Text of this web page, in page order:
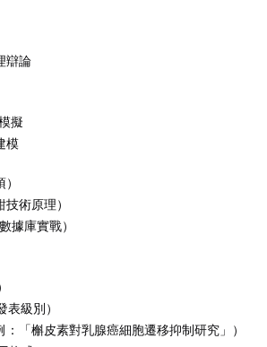
，
許
與
辯論
擬
模
術原理）
據庫實戰）
級別）
「槲皮素對乳腺癌細胞遷移抑制研究」）